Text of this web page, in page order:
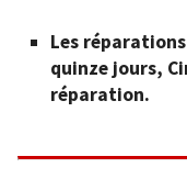
Les
quinze jours,
réparation.